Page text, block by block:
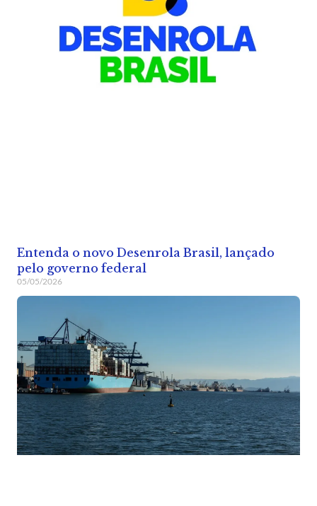
Entenda o novo Desenrola Brasil, lançado
pelo governo federal
05/05/2026